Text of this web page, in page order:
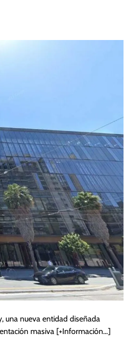
una nueva entidad diseñada
masiva [+Información…]